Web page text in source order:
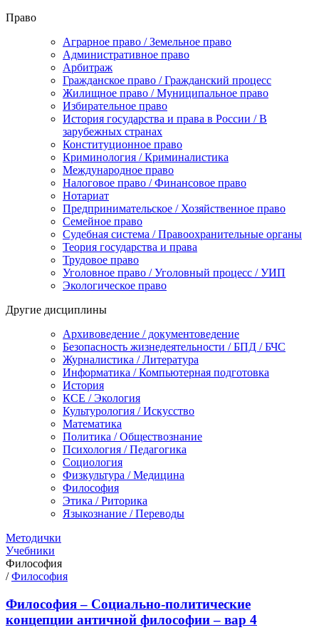
Право
Аграрное право / Земельное право
Административное право
Арбитраж
Гражданское право / Гражданский процесс
Жилищное право / Муниципальное право
Избирательное право
История государства и права в России / В
зарубежных странах
Конституционное право
Криминология / Криминалистика
Международное право
Налоговое право / Финансовое право
Нотариат
Предпринимательское / Хозяйственное право
Семейное право
Судебная система / Правоохранительные органы
Теория государства и права
Трудовое право
Уголовное право / Уголовный процесс / УИП
Экологическое право
Другие дисциплины
Архивоведение / документоведение
Безопасность жизнедеятельности / БПД / БЧС
Журналистика / Литература
Информатика / Компьютерная подготовка
История
КСЕ / Экология
Культурология / Искусство
Математика
Политика / Обществознание
Психология / Педагогика
Социология
Физкультура / Медицина
Философия
Этика / Риторика
Языкознание / Переводы
Методички
Учебники
Философия
/Философия
Философия – Социально-политические
концепции античной философии – вар 4